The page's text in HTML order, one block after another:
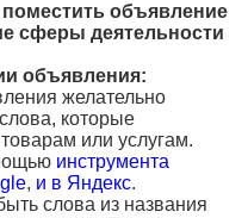
поместить объявление
сферы деятельности
объявления:
желательно
которые
или услугам.
инструмента
, и в Яндекс.
слова из названия